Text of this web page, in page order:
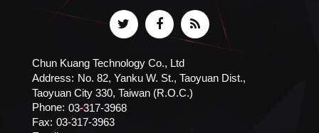
Chun Kuang Technology Co., Ltd
Address: No. 82, Yanku W. St., Taoyuan Dist.,
Taoyuan City 330, Taiwan (R.O.C.)
Phone: 03-317-3968
Fax: 03-317-3963